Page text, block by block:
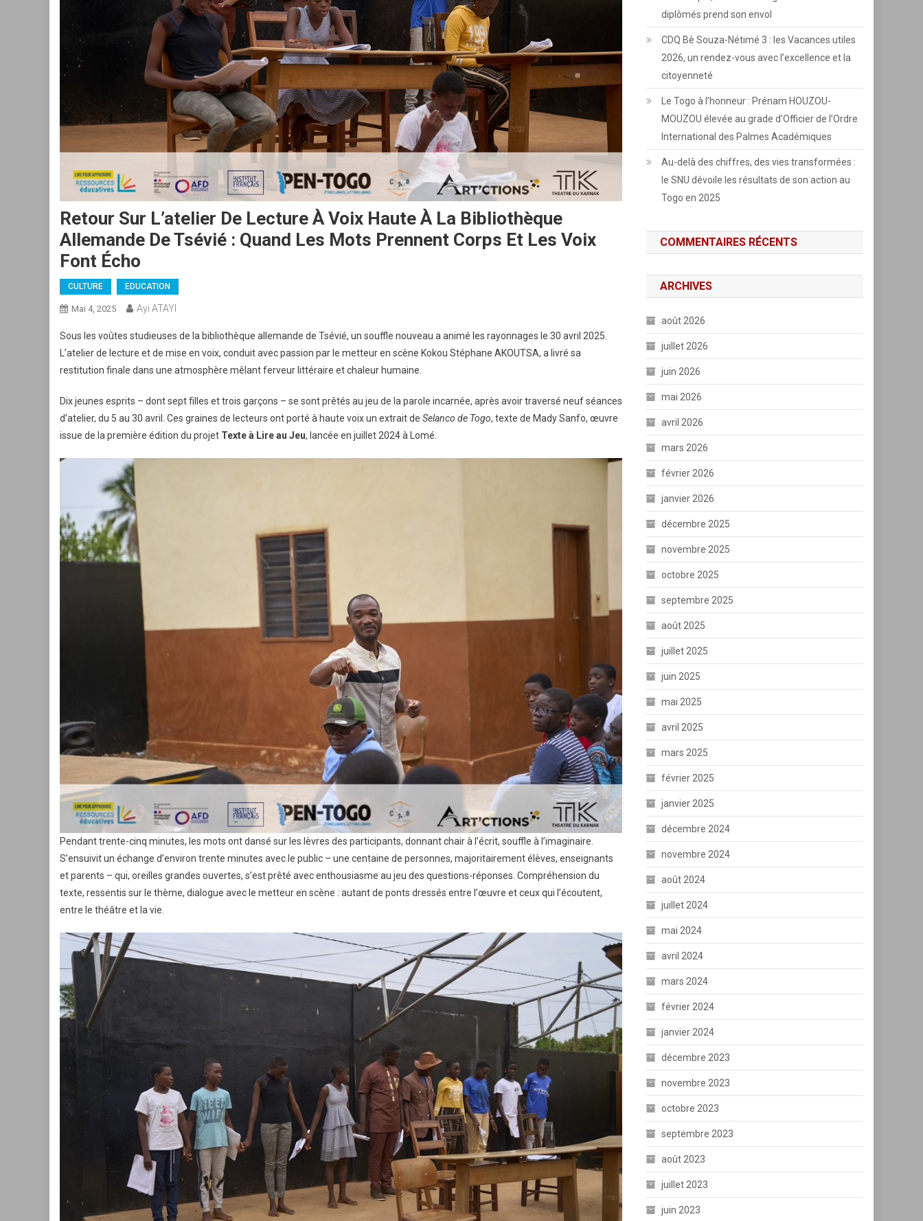
Retour Sur L’atelier De Lecture À Voix Haute À La Bibliothèque
Allemande De Tsévié : Quand Les Mots Prennent Corps Et Les Voix
Font Écho
CULTURE EDUCATION
Mai 4, 2025 Ayi ATAYI
Sous les voûtes studieuses de la bibliothèque allemande de Tsévié, un souffle nouveau a animé les rayonnages le 30 avril 2025.
L’atelier de lecture et de mise en voix, conduit avec passion par le metteur en scène Kokou Stéphane AKOUTSA, a livré sa
restitution finale dans une atmosphère mêlant ferveur littéraire et chaleur humaine.
Dix jeunes esprits – dont sept filles et trois garçons – se sont prêtés au jeu de la parole incarnée, après avoir traversé neuf séances
d’atelier, du 5 au 30 avril. Ces graines de lecteurs ont porté à haute voix un extrait de Selanco de Togo, texte de Mady Sanfo, œuvre
issue de la première édition du projet Texte à Lire au Jeu, lancée en juillet 2024 à Lomé.
Pendant trente-cinq minutes, les mots ont dansé sur les lèvres des participants, donnant chair à l’écrit, souffle à l’imaginaire.
S’ensuivit un échange d’environ trente minutes avec le public – une centaine de personnes, majoritairement élèves, enseignants
et parents – qui, oreilles grandes ouvertes, s’est prêté avec enthousiasme au jeu des questions-réponses. Compréhension du
texte, ressentis sur le thème, dialogue avec le metteur en scène : autant de ponts dressés entre l’œuvre et ceux qui l’écoutent,
entre le théâtre et la vie.
diplômés prend son envol
CDQ Bè Souza-Nétimé 3 : les Vacances utiles
2026, un rendez-vous avec l’excellence et la
citoyenneté
Le Togo à l’honneur : Prénam HOUZOU-
MOUZOU élevée au grade d’Officier de l’Ordre
International des Palmes Académiques
Au-delà des chiffres, des vies transformées :
le SNU dévoile les résultats de son action au
Togo en 2025
COMMENTAIRES RÉCENTS
ARCHIVES
août 2026
juillet 2026
juin 2026
mai 2026
avril 2026
mars 2026
février 2026
janvier 2026
décembre 2025
novembre 2025
octobre 2025
septembre 2025
août 2025
juillet 2025
juin 2025
mai 2025
avril 2025
mars 2025
février 2025
janvier 2025
décembre 2024
novembre 2024
août 2024
juillet 2024
mai 2024
avril 2024
mars 2024
février 2024
janvier 2024
décembre 2023
novembre 2023
octobre 2023
septembre 2023
août 2023
juillet 2023
juin 2023